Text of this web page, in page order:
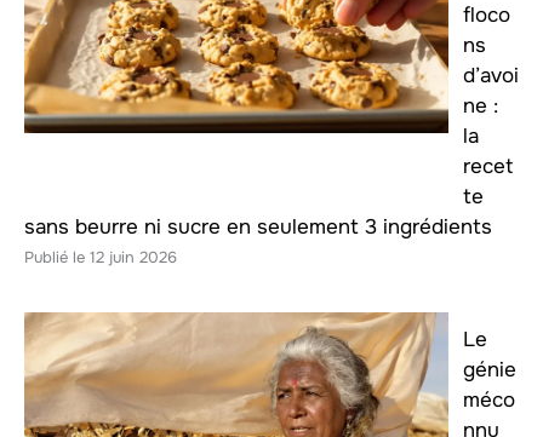
floco
ns
d’avoi
ne :
la
recet
te
sans beurre ni sucre en seulement 3 ingrédients
12 juin 2026
Le
génie
méco
nnu